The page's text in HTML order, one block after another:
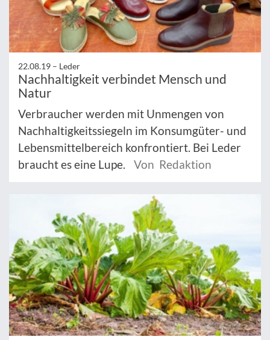
22.08.19 – Leder
Nachhaltigkeit verbindet Mensch und
Natur
Verbraucher werden mit Unmengen von
Nachhaltigkeitssiegeln im Konsumgüter- und
Lebensmittelbereich konfrontiert. Bei Leder
braucht es eine Lupe.
Von Redaktion